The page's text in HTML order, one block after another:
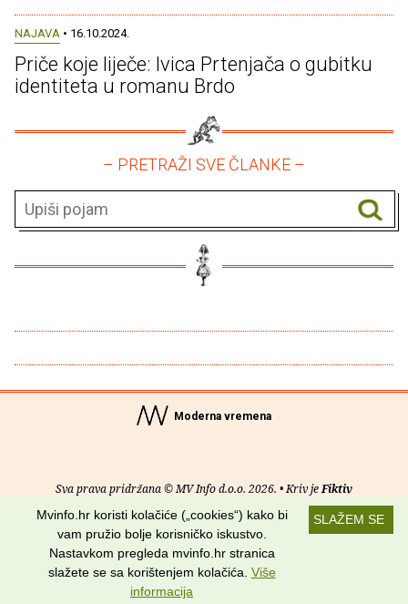
NAJAVA • 16.10.2024.
Priče koje liječe: Ivica Prtenjača o gubitku
identiteta u romanu Brdo
– PRETRAŽI SVE ČLANKE –
Moderna vremena
Sva prava pridržana © MV Info d.o.o. 2026. • Kriv jeFiktiv
Uvjeti korištenja RSS kanali
Potraži nas na:
SLAŽEM SE
Mvinfo.hr koristi kolačiće („cookies“) kako bi
vam pružio bolje korisničko iskustvo.
Nastavkom pregleda mvinfo.hr stranica
slažete se sa korištenjem kolačića. Više
informacija